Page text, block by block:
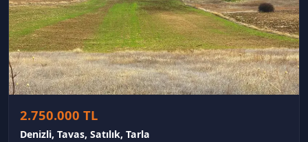
2.750.000 TL
Denizli, Tavas, Satılık, Tarla